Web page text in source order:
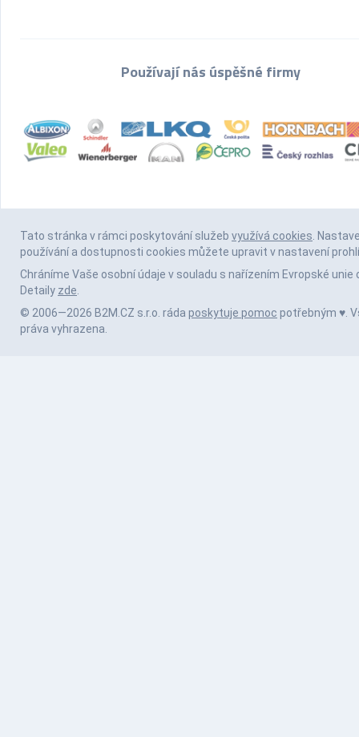
Používají nás úspěšné firmy
Tato stránka v rámci poskytování služeb využívá cookies .
používání a dostupnosti cookies můžete upravit v nastavení
Chráníme Vaše osobní údaje v souladu s nařízením Evropské unie
Detaily zde
© 2006—2026 B2M.CZ s.r.o. ráda poskytuje pomoc potřebným ♥️.
práva vyhrazena.